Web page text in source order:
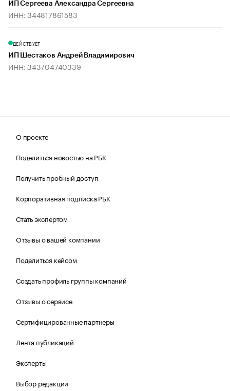
ИП Сергеева Александра Сергеевна
ИНН: 344817861583
ДЕЙСТВУЕТ
ИП Шестаков Андрей Владимирович
ИНН: 343704740339
О проекте
Поделиться новостью на РБК
Получить пробный доступ
Корпоративная подписка РБК
Стать экспертом
Отзывы о вашей компании
Поделиться кейсом
Создать профиль группы компаний
Отзывы о сервисе
Сертифицированные партнеры
Лента публикаций
Эксперты
Выбор редакции